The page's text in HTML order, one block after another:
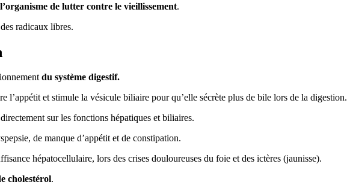
de lutter contre le vieillissement.
radicaux libres.
du système digestif.
l’appétit et stimule la vésicule biliaire pour qu’elle sécrète plus de bile lors de la digestion.
sur les fonctions hépatiques et biliaires.
de manque d’appétit et de constipation.
hépatocellulaire, lors des crises douloureuses du foie et des ictères (jaunisse).
cholestérol.